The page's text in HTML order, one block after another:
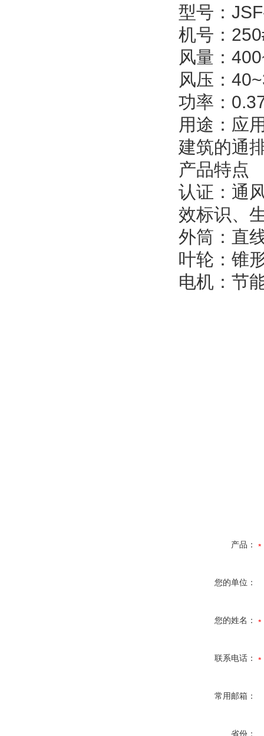
型号：
机号：
风量：
风压：
功率：
用途：应
建筑的通
产品特点
认证：通
效标识、
外筒：直
叶轮：锥
电机：节
产品：
您的单位：
您的姓名：
联系电话：
常用邮箱：
省份：